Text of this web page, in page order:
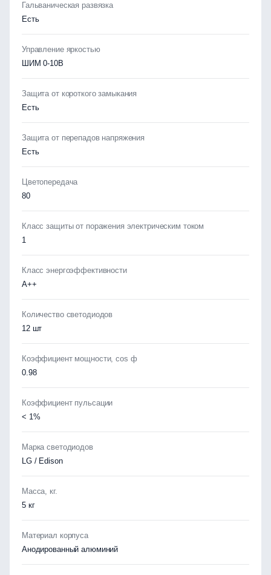
Гальваническая развязка
Есть
Управление яркостью
ШИМ 0-10В
Защита от короткого замыкания
Есть
Защита от перепадов напряжения
Есть
Цветопередача
80
Класс защиты от поражения электрическим током
1
Класс энергоэффективности
А++
Количество светодиодов
12 шт
Коэффициент мощности, cos ф
0.98
Коэффициент пульсации
< 1%
Марка светодиодов
LG / Edison
Масса, кг.
5 кг
Материал корпуса
Анодированный алюминий